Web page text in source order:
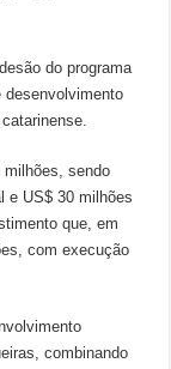
do programa
desenvolvimento
sendo
e US$ 30 milhões
que, em
com execução
combinando